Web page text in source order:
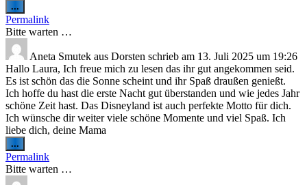
...
Metabox
ein-/ausblenden.
Permalink
Bitte warten …
Aneta Smutek aus Dorsten schrieb am 13. Juli 2025 um 19:26
Hallo Laura, Ich freue mich zu lesen das ihr gut angekommen seid.
Es ist schön das die Sonne scheint und ihr Spaß draußen genießt.
Ich hoffe du hast die erste Nacht gut überstanden und wie jedes Jahr
schöne Zeit hast. Das Disneyland ist auch perfekte Motto für dich.
Ich wünsche dir weiter viele schöne Momente und viel Spaß. Ich
liebe dich, deine Mama
...
Metabox
ein-/ausblenden.
Permalink
Bitte warten …